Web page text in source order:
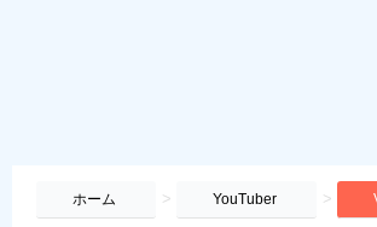
ホーム > YouTuber >